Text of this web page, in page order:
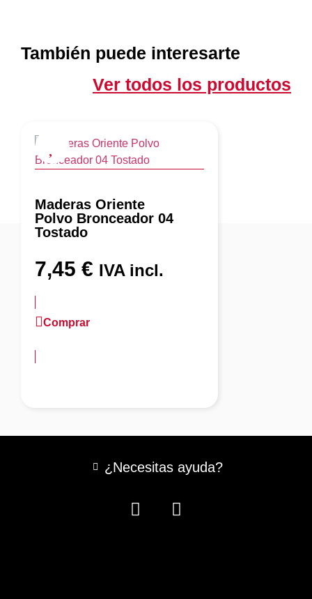
También puede interesarte
Ver todos los productos
Maderas Oriente
Polvo Bronceador 04
Tostado
7,45 € IVA incl.
Comprar
¿Necesitas ayuda?